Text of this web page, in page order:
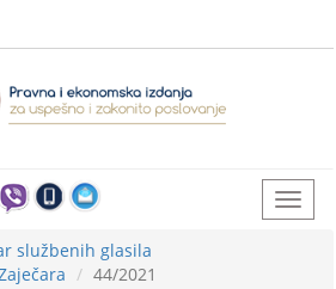
službenih glasila
44/2021